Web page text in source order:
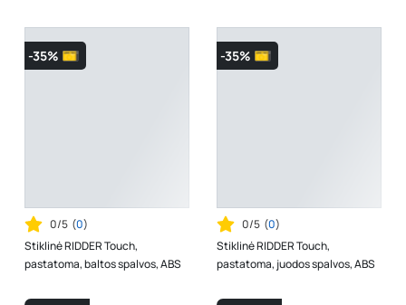
-35%
0/5 (0)
Stiklinė RIDDER Touch,
pastatoma, baltos spalvos, ABS
-35%
0/5 (0)
Stiklinė RIDDER Touch,
pastatoma, juodos spalvos, ABS